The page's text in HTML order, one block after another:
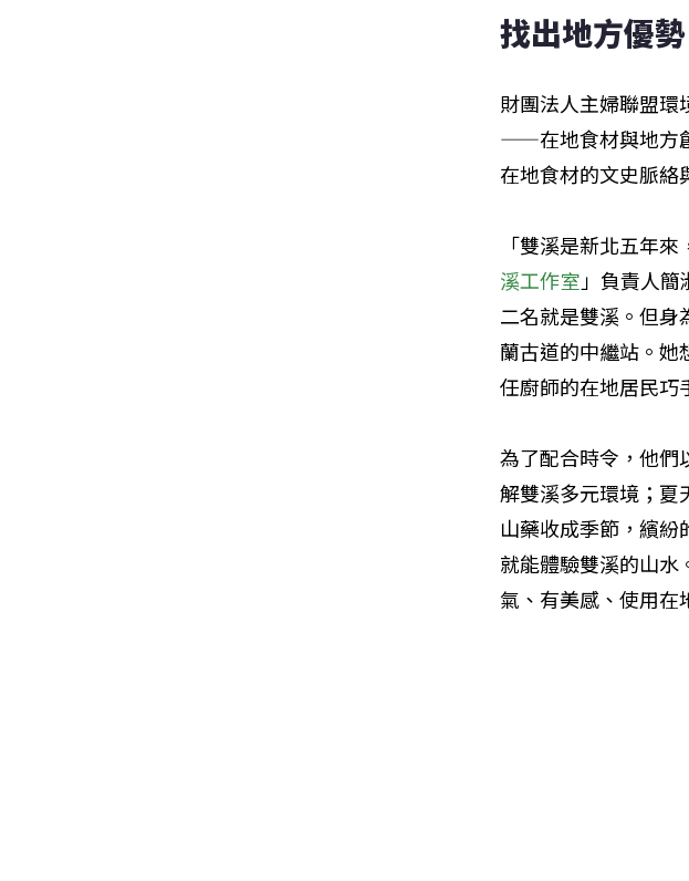
找出地方優
財團法人主婦聯盟
——在地食材與地方
在地食材的文史脈絡
「雙溪是新北五年
溪工作室」負責人簡
二名就是雙溪。但身
蘭古道的中繼站。
任廚師的在地居民巧
為了配合時令，他們
解雙溪多元環境；夏
山藥收成季節，繽
就能體驗雙溪的山
氣、有美感、使用在